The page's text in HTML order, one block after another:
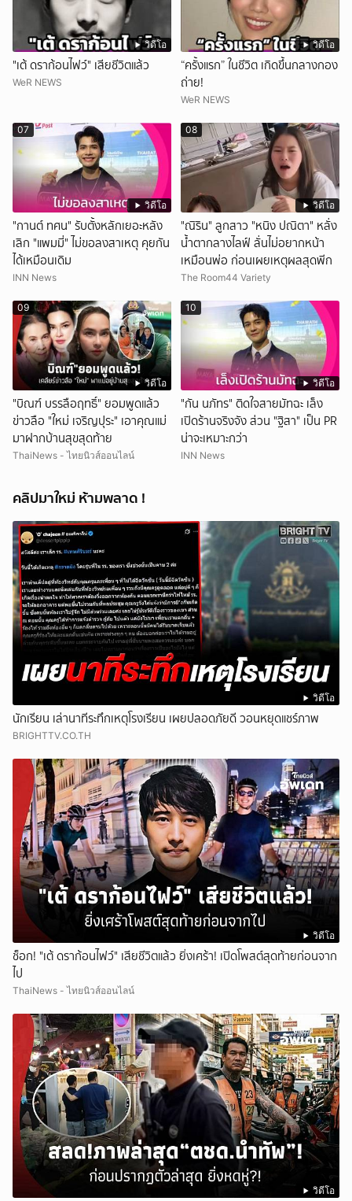
วิดีโอ
"เต้ ดราก้อนไฟว์" เสียชีวิตแล้ว
WeR NEWS
วิดีโอ
“ครั้งแรก” ในชีวิต เกิดขึ้นกลางกอง
ถ่าย!
WeR NEWS
วิดีโอ
07
"กานต์ ทศน" รับตั้งหลักเยอะหลัง
เลิก "แพมมี่" ไม่ขอลงสาเหตุ คุยกัน
ได้เหมือนเดิม
INN News
วิดีโอ
08
"ณิริน" ลูกสาว "หนิง ปณิตา" หลั่ง
น้ำตากลางไลฟ์ ลั่นไม่อยากหน้า
เหมือนพ่อ ก่อนเผยเหตุผลสุดพีก
The Room44 Variety
วิดีโอ
09
"บิณฑ์ บรรลือฤทธิ์" ยอมพูดแล้ว
ข่าวลือ "ใหม่ เจริญปุระ" เอาคุณแม่
มาฝากบ้านสุขสุดท้าย
ThaiNews - ไทยนิวส์ออนไลน์
วิดีโอ
10
"กัน นภัทร" ติดใจสายมัทฉะ เล็ง
เปิดร้านจริงจัง ส่วน "ฐิสา" เป็น PR
น่าจะเหมาะกว่า
INN News
คลิปมาใหม่ ห้ามพลาด !
วิดีโอ
นักเรียน เล่านาทีระทึกเหตุโรงเรียน เผยปลอดภัยดี วอนหยุดแชร์ภาพ
BRIGHTTV.CO.TH
วิดีโอ
ช็อก! "เต้ ดราก้อนไฟว์" เสียชีวิตแล้ว ยิ่งเศร้า! เปิดโพสต์สุดท้ายก่อนจาก
ไป
ThaiNews - ไทยนิวส์ออนไลน์
วิดีโอ